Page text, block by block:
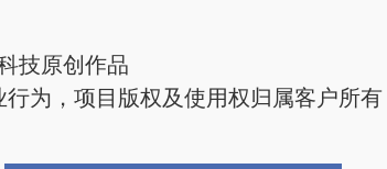
技原创作品
为，项目版权及使用权归属客户所有